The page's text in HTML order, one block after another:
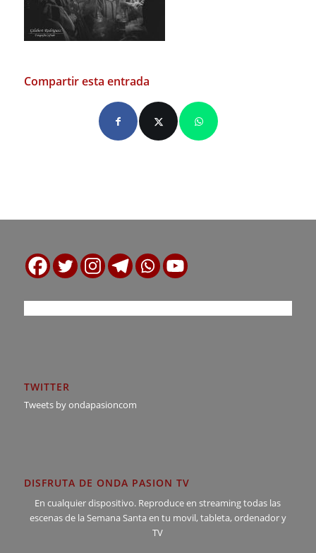
Compartir esta entrada
TWITTER
Tweets by ondapasioncom
DISFRUTA DE ONDA PASION TV
En cualquier dispositivo. Reproduce en streaming todas las
escenas de la Semana Santa en tu movil, tableta, ordenador y
TV